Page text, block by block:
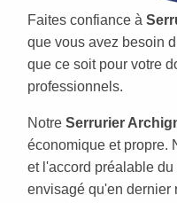
Faites confiance à
que vous avez besoin
que ce soit pour votre
professionnels.
Notre Serrurier
économique et propre.
et l'accord préalable
envisagé qu'en dernier